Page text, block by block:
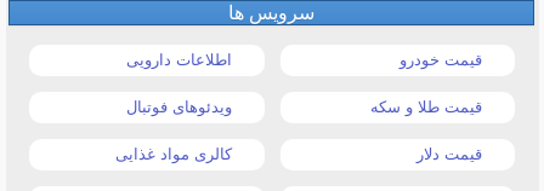
سرویس ها
قیمت خودرو اطلاعات دارویی
قیمت طلا و سکه ویدئوهای فوتبال
قیمت دلار کالری مواد غذایی